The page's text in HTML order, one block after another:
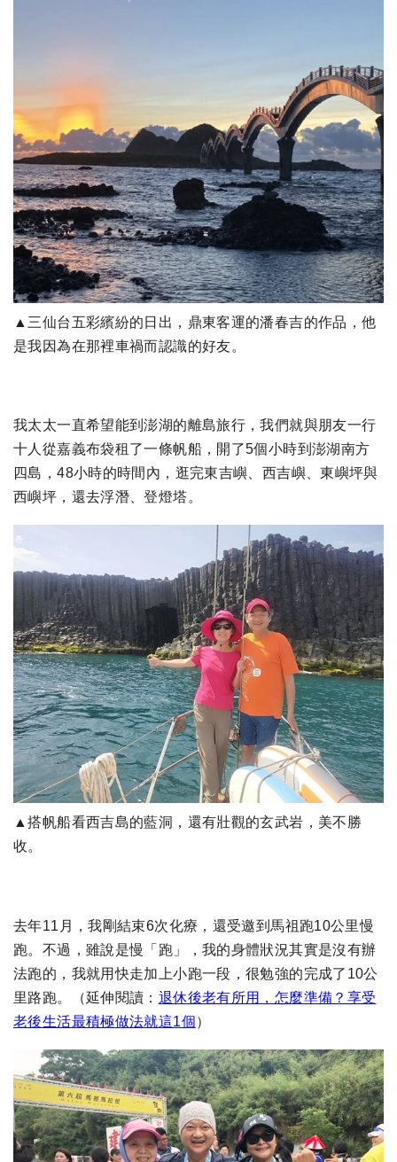
▲三仙台五彩繽紛的日出，鼎東客運的潘春吉的作品，他
是我因為在那裡車禍而認識的好友。
我太太一直希望能到澎湖的離島旅行，我們就與朋友一行
十人從嘉義布袋租了一條帆船，開了5個小時到澎湖南方
四島，48小時的時間內，逛完東吉嶼、西吉嶼、東嶼坪與
西嶼坪，還去浮潛、登燈塔。
▲搭帆船看西吉島的藍洞，還有壯觀的玄武岩，美不勝
收。
去年11月，我剛結束6次化療，還受邀到馬祖跑10公里慢
跑。不過，雖說是慢「跑」，我的身體狀況其實是沒有辦
法跑的，我就用快走加上小跑一段，很勉強的完成了10公
里路跑。（延伸閱讀： 退休後老有所用，怎麼準備？享受
老後生活最積極做法就這1個）